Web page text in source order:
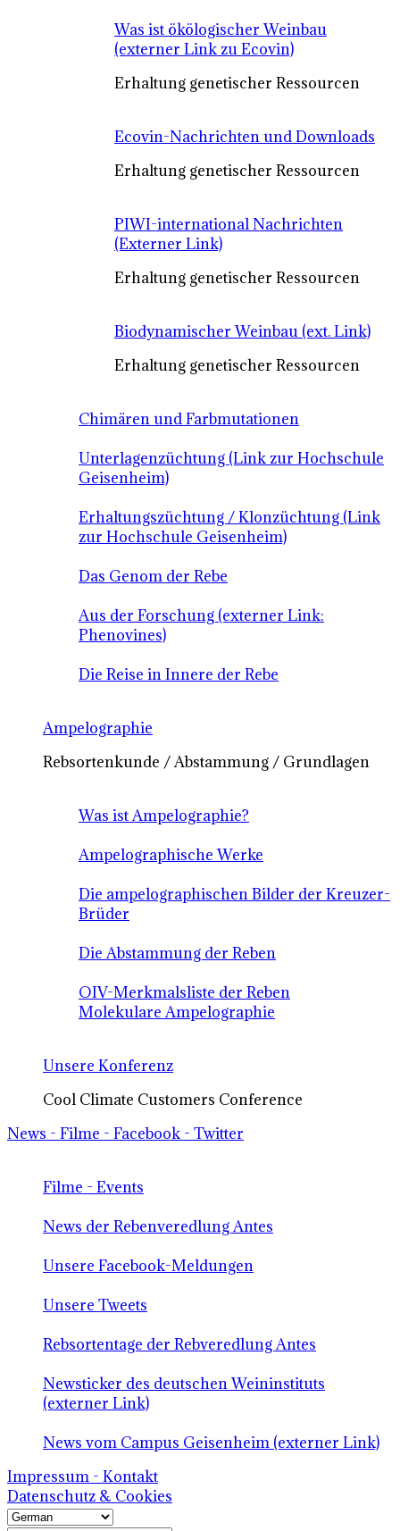
Was ist ökölogischer Weinbau
(externer Link zu Ecovin)
Erhaltung genetischer Ressourcen
Ecovin-Nachrichten und Downloads
Erhaltung genetischer Ressourcen
PIWI-international Nachrichten
(Externer Link)
Erhaltung genetischer Ressourcen
Biodynamischer Weinbau (ext. Link)
Erhaltung genetischer Ressourcen
Chimären und Farbmutationen
Unterlagenzüchtung (Link zur Hochschule
Geisenheim)
Erhaltungszüchtung / Klonzüchtung (Link
zur Hochschule Geisenheim)
Das Genom der Rebe
Aus der Forschung (externer Link:
Phenovines)
Die Reise in Innere der Rebe
Ampelographie
Rebsortenkunde / Abstammung / Grundlagen
Was ist Ampelographie?
Ampelographische Werke
Die ampelographischen Bilder der Kreuzer-
Brüder
Die Abstammung der Reben
OIV-Merkmalsliste der Reben
Molekulare Ampelographie
Unsere Konferenz
Cool Climate Customers Conference
News - Filme - Facebook - Twitter
Filme - Events
News der Rebenveredlung Antes
Unsere Facebook-Meldungen
Unsere Tweets
Rebsortentage der Rebveredlung Antes
Newsticker des deutschen Weininstituts
(externer Link)
News vom Campus Geisenheim (externer Link)
Impressum - Kontakt
Datenschutz & Cookies